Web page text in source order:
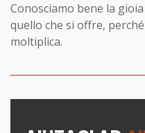
Conosciamo bene la
quello che si offre,
moltiplica.